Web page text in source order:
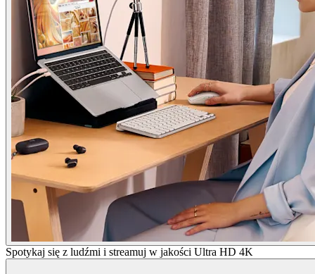
Spotykaj się z ludźmi i streamuj w jakości Ultra HD 4K